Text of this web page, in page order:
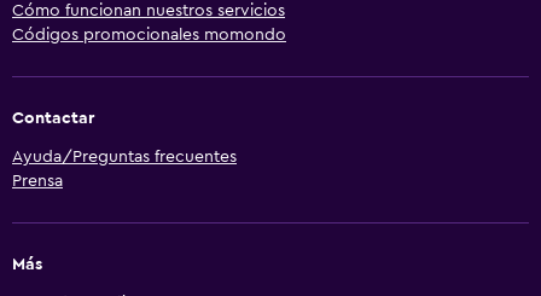
Cómo funcionan nuestros servicios
Códigos promocionales momondo
Contactar
Ayuda/Preguntas frecuentes
Prensa
Más